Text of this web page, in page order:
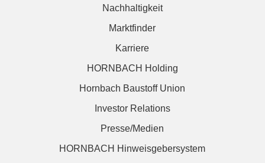
Nachhaltigkeit
Marktfinder
Karriere
HORNBACH Holding
Hornbach Baustoff Union
Investor Relations
Presse/Medien
HORNBACH Hinweisgebersystem